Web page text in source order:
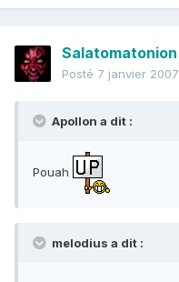
Salatomatonion
Posté 7 janvier 2007
Apollon a dit :
Pouah
melodius a dit :